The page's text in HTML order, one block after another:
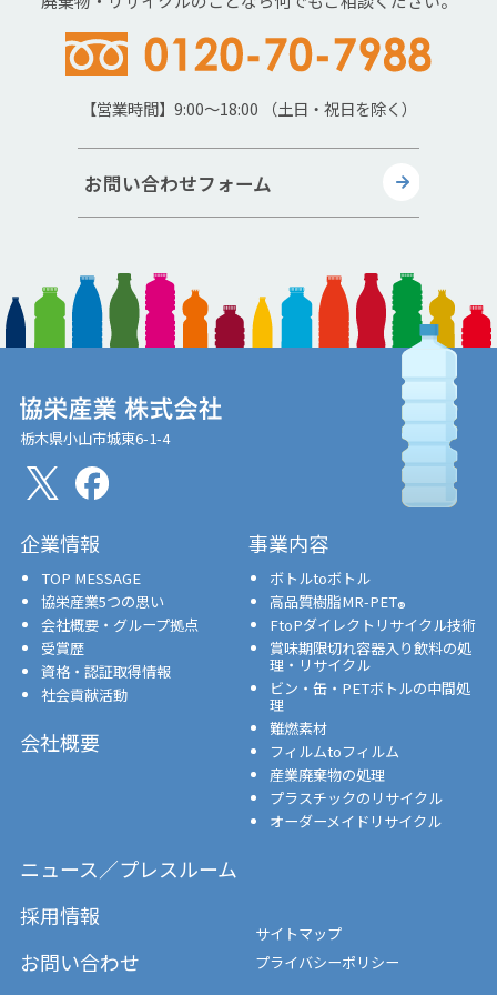
【営業時間】9:00～18:00 （土日・祝日を除く）
お問い合わせフォーム
栃木県小山市城東6-1-4
企業情報
TOP MESSAGE
協栄産業5つの思い
会社概要・グループ拠点
受賞歴
資格・認証取得情報
社会貢献活動
会社概要
事業内容
ボトルtoボトル
高品質樹脂MR-PET®
FtoPダイレクトリサイクル技術
賞味期限切れ容器入り飲料の処
理・リサイクル
ビン・缶・PETボトルの中間処
理
難燃素材
フィルムtoフィルム
産業廃棄物の処理
プラスチックのリサイクル
オーダーメイドリサイクル
ニュース／プレスルーム
採用情報
お問い合わせ
サイトマップ
プライバシーポリシー